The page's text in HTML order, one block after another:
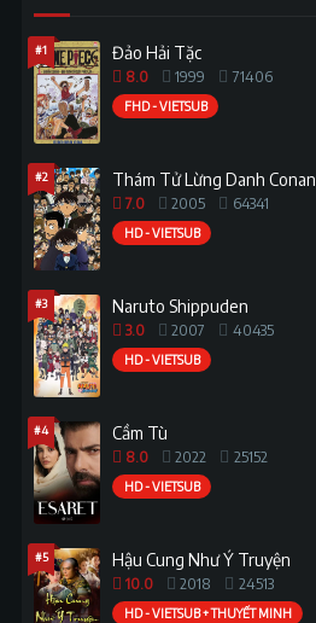
#1 Đảo Hải Tặc
8.0 1999 71406
FHD - VIETSUB
#2 Thám Tử Lừng Danh Conan
7.0 2005 64341
HD - VIETSUB
#3 Naruto Shippuden
3.0 2007 40435
HD - VIETSUB
#4 Cầm Tù
8.0 2022 25152
HD - VIETSUB
#5 Hậu Cung Như Ý Truyện
10.0 2018 24513
HD - VIETSUB + THUYẾT MINH